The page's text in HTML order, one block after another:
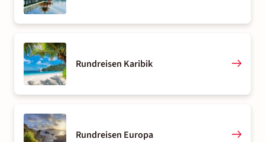
Rundreisen Karibik
Rundreisen Europa